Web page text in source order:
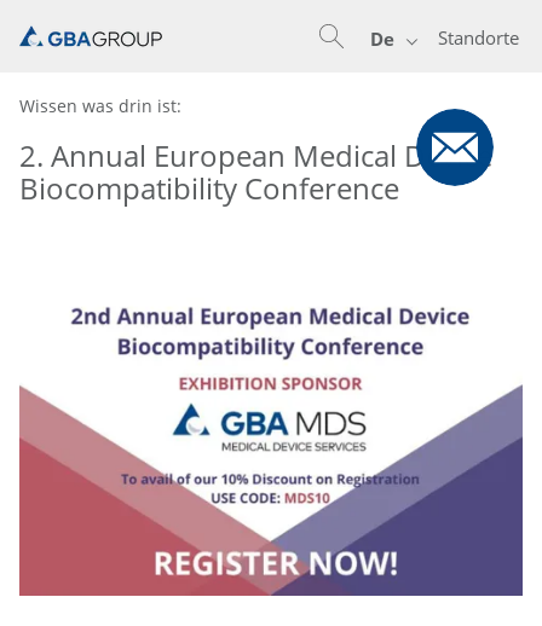
Standorte
De
Wissen was drin ist:
2. Annual European Medical Device
Biocompatibility Conference